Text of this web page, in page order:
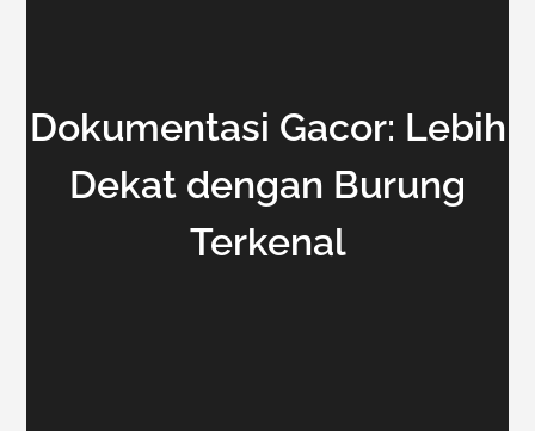
Dokumentasi Gacor: Lebih
Dekat dengan Burung
Terkenal